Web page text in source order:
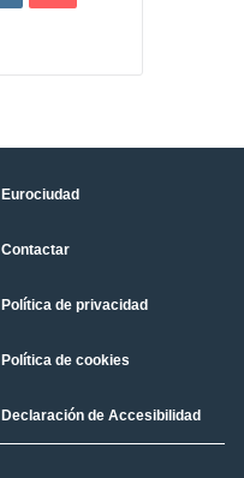
Eurociudad
Contactar
Política de privacidad
Política de cookies
Declaración de Accesibilidad